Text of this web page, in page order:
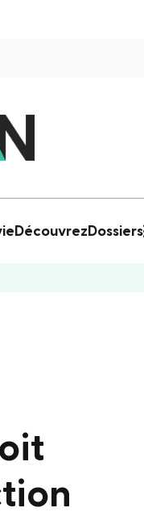
Découvrez Dossiers